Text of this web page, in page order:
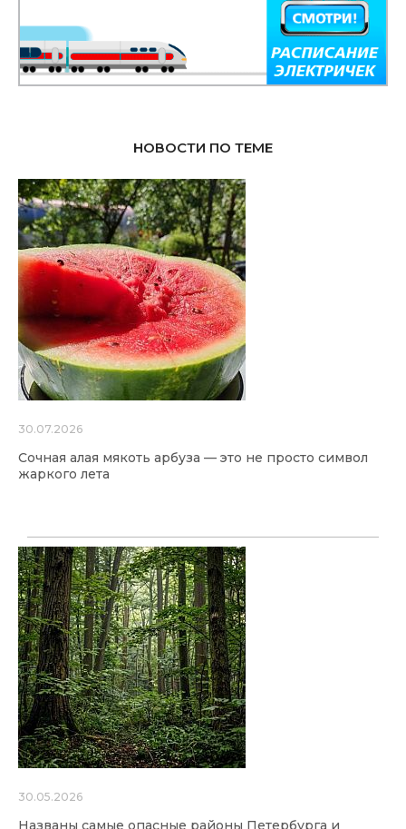
НОВОСТИ ПО ТЕМЕ
30.07.2026
Сочная алая мякоть арбуза — это не просто символ
жаркого лета
30.05.2026
Названы самые опасные районы Петербурга и